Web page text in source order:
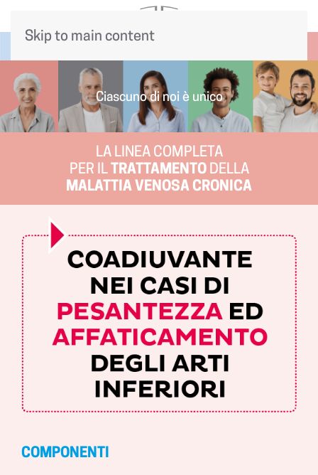
Skip to main content
Ciascuno di noi è unico
LA LINEA COMPLETA
PER ILTRATTAMENTODELLA
MALATTIA VENOSA CRONICA
COMPONENTI